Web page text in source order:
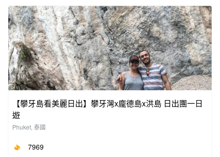
【攀牙島看美麗日出】攀牙灣x龐德島x洪島 日出團一日
遊
Phuket, 泰國
7969